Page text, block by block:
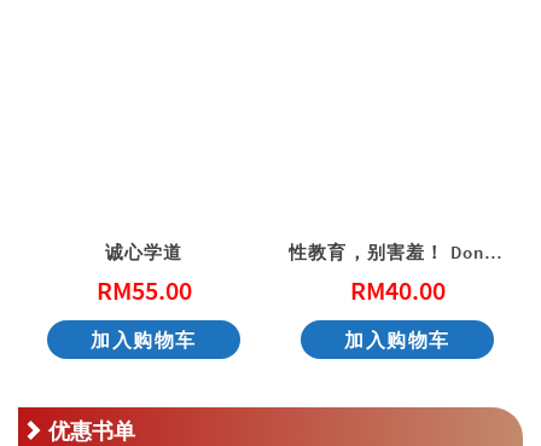
诚心学道
RM55.00
加入购物车
性教育，别害羞！ Don’t Be Shy: A Friendly Guide to Sex Education
RM40.00
加入购物车
优惠书单